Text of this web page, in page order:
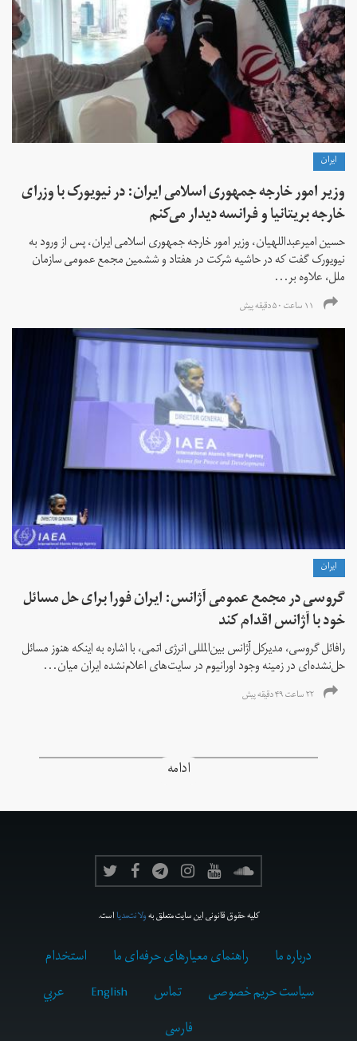
ايران
وزیر امور خارجه جمهوری اسلامی ایران: در نیویورک با وزرای
خارجه بریتانیا و فرانسه دیدار می‌کنم
حسین امیرعبداللهیان، وزیر امور خارجه جمهوری اسلامی ایران، پس از ورود به
نیویورک گفت که در حاشیه شرکت در هفتاد و ششمین مجمع عمومی سازمان
ملل، علاوه بر...
۱۱ ساعت ۵۰ دقیقه پیش
ايران
گروسی در مجمع عمومی آژانس: ایران فورا برای حل مسائل
خود با آژانس اقدام کند
رافائل گروسی، مدیرکل آژانس بین‌المللی انرژی اتمی، با اشاره به اینکه هنوز مسائل
حل‌نشده‌ای در زمینه وجود اورانیوم در سایت‌های اعلام‌نشده ایران میان...
۲۲ ساعت ۴۹ دقیقه پیش
ادامه
کلیه حقوق قانونی این سایت متعلق بهولانت‌مدیااست.
درباره ما راهنمای معیارهای حرفه‌ای ما
استخدام
سیاست حریم خصوصی
تماس English
عربي
فارسى